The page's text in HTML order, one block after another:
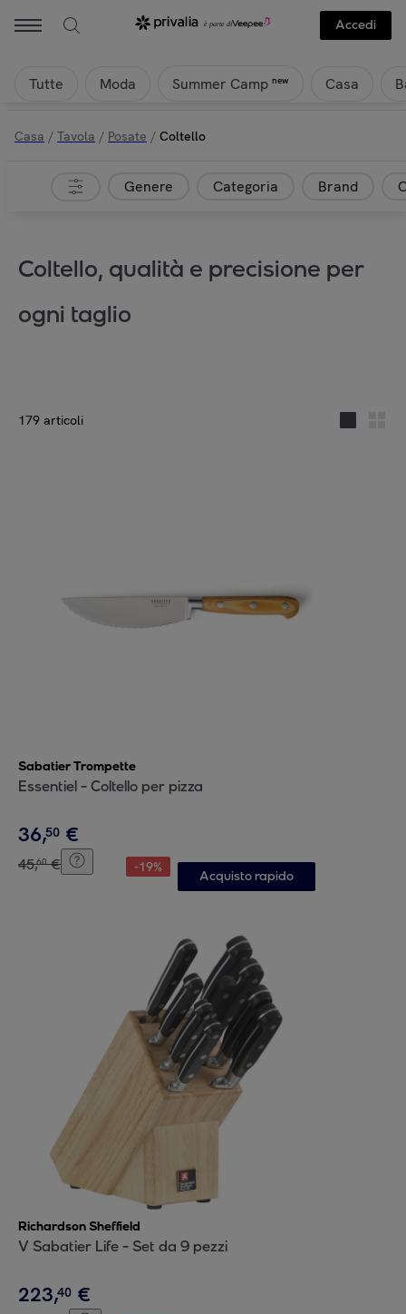
Accedi
Tutte Moda Summer Camp new Casa
Casa / Tavola / Posate / Coltello
Genere Categoria Brand
Coltello, qualità e precisione per
ogni taglio
179 articoli
Sabatier Trompette
Essentiel - Coltello per pizza
36,50 €
45,60 € -19%
Acquisto rapido
Richardson Sheffield
V Sabatier Life - Set da 9 pezzi
223,40 €